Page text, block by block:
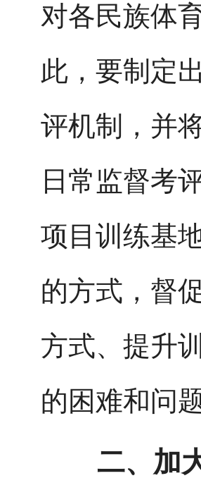
对各民族体
此，要制定
评机制，并
日常监督考
项目训练基
的方式，督
方式、提升
的困难和问
二、加大